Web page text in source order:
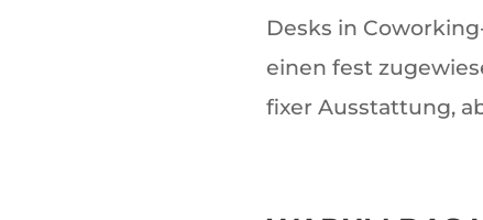
Desks in
einen fest
fixer Ausstattung,